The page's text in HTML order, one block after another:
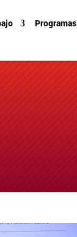
Programas